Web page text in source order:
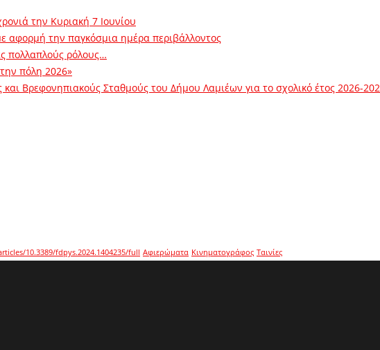
την Κυριακή 7 Ιουνίου
αφορμή την παγκόσμια ημέρα περιβάλλοντος
ρόλους…
πόλη 2026»
Βρεφονηπιακούς Σταθμούς του Δήμου Λαμιέων για το σχολικό έτος 2026-
10.3389/fdpys.2024.1404235/full Αφιερώματα Κινηματογράφος Ταινίες